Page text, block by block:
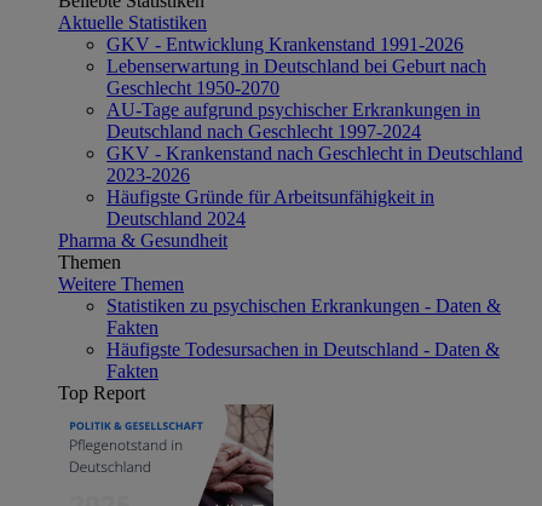
Aktuelle Statistiken
GKV - Entwicklung Krankenstand 1991-2026
Lebenserwartung in Deutschland bei Geburt nach
Geschlecht 1950-2070
AU-Tage aufgrund psychischer Erkrankungen in
Deutschland nach Geschlecht 1997-2024
GKV - Krankenstand nach Geschlecht in Deutschland
2023-2026
Häufigste Gründe für Arbeitsunfähigkeit in
Deutschland 2024
Pharma & Gesundheit
Themen
Weitere Themen
Statistiken zu psychischen Erkrankungen - Daten &
Fakten
Häufigste Todesursachen in Deutschland - Daten &
Fakten
Top Report